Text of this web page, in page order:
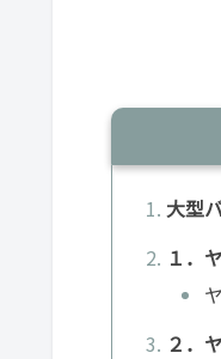
大型
１．
２．